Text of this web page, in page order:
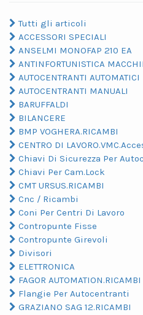
Tutti gli articoli
ACCESSORI SPECIALI
ANSELMI MONOFAP 210 EA
ANTINFORTUNISTICA
AUTOCENTRANTI AUTOMATICI
AUTOCENTRANTI MANUALI
BARUFFALDI
BILANCERE
BMP VOGHERA.RICAMBI
CENTRO DI
Chiavi Di Sicurezza Per
Chiavi Per Cam.Lock
CMT URSUS.RICAMBI
Cnc / Ricambi
Coni Per Centri Di Lavoro
Contropunte Fisse
Contropunte Girevoli
Divisori
ELETTRONICA
FAGOR AUTOMATION.RICAMBI
Flangie Per Autocentranti
GRAZIANO SAG 12.RICAMBI